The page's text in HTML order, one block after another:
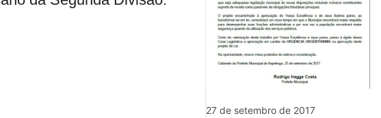
27 de setembro de 2017